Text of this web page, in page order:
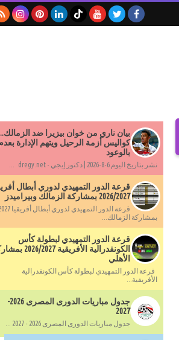
بيان ناري من خوان بيزيرا ضد
كواليس أزمة الرحيل ويتهم الإدارة
بالوعود
نشر بتاريخ اليوم 6-8-2026 | دكتور إيجي - dregy.net ...
قرعة الدور التمهيدي لدوري أبطال
2026/2027 بمشاركة الزمالك وبيراميدز
قرعة الدور
بمشاركة الزمالك...
قرعة الدور التمهيدي لبطولة كأس
الكونفدرالية الأفريقية 2026/
الأهلي
قرعة الدور التمهيدي لبطولة كأس الكونفدرالية
الأفريقية...
جدول مباريات الدورى المصرى 2026-
2027
جدول مباريات الدورى المصرى 2026 - 2027 ...